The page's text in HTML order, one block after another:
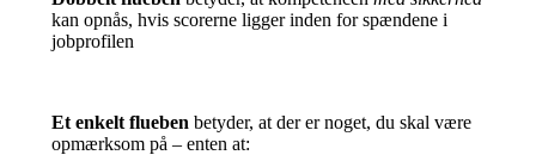
kan opnås, hvis scorerne ligger inden for spændene i
jobprofilen
Et enkelt flueben betyder, at der er noget, du skal være
opmærksom på – enten at: